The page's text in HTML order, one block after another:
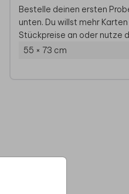
AUFKLEBER HOCHZEIT
Bestelle deinen ersten
unten. Du willst mehr
Stückpreise an oder nutze
55 × 73 cm